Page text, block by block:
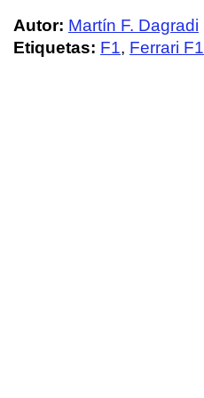
Autor: Martín F. Dagradi
Etiquetas: F1, Ferrari F1